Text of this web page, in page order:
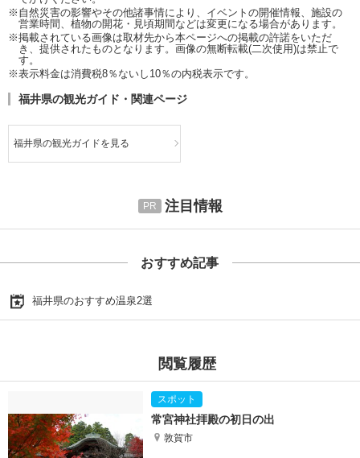
※自然災害の影響やその他諸事情により、イベントの開催情報、施設の
営業時間、植物の開花・見頃期間などは変更になる場合があります。
※掲載されている画像は取材先から本ページへの掲載の許諾をいただ
き、提供されたものとなります。画像の無断転載(二次使用)は禁止で
す。
※表示料金は消費税8％ないし10％の内税表示です。
福井県の観光ガイド・関連ページ
福井県の観光ガイドを見る
注目情報
おすすめ記事
福井県のおすすめ温泉2選
閲覧履歴
常宮神社拝殿の初日の出
敦賀市